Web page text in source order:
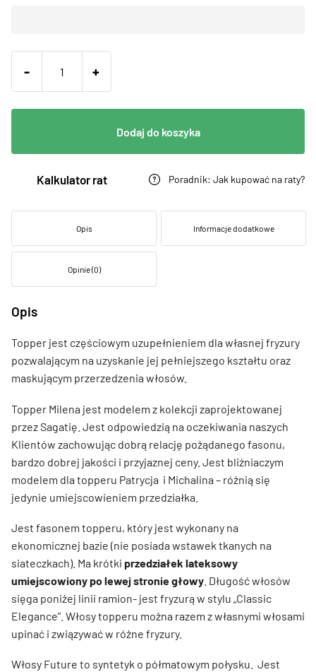
- +
Dodaj do koszyka
Kalkulator rat Poradnik: Jak kupować na raty?
Opis Informacje dodatkowe
Opinie (0)
Opis
Topper jest częściowym uzupełnieniem dla własnej fryzury
pozwalającym na uzyskanie jej pełniejszego kształtu oraz
maskującym przerzedzenia włosów.
Topper Milena jest modelem z kolekcji zaprojektowanej
przez Sagatię. Jest odpowiedzią na oczekiwania naszych
Klientów zachowując dobrą relację pożądanego fasonu,
bardzo dobrej jakości i przyjaznej ceny. Jest bliźniaczym
modelem dla topperu Patrycja i Michalina – różnią się
jedynie umiejscowieniem przedziałka.
Jest fasonem topperu, który jest wykonany na
ekonomicznej bazie (nie posiada wstawek tkanych na
siateczkach). Ma krótki przedziałek lateksowy
umiejscowiony po lewej stronie głowy . Długość włosów
sięga poniżej linii ramion- jest fryzurą w stylu „Classic
Elegance”. Włosy topperu można razem z własnymi włosami
upinać i związywać w różne fryzury.
Włosy Future to syntetyk o półmatowym połysku. Jest